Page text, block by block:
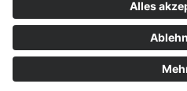
Telefon
kontakt@freie-